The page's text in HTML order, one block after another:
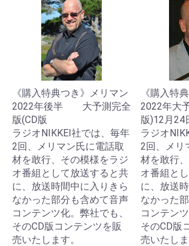
《購入特典つき》メリマン
2022年後半 大予測完全
版(CD版
ラジオNIKKEI社では、毎年
2回、メリマン氏に電話取
材を敢行、その模様をラジ
オ番組として放送すると共
に、放送時間中に入りきら
なかった部分も含めて音声
コンテンツ化。弊社でも、
そのCD版コンテンツを販
売いたします。
《購入特
2022年大
版)12月24
ラジオ
2回、メリ
材を敢行
オ番組と
に、放送
なかった
コンテン
そのCD版
売いたしま